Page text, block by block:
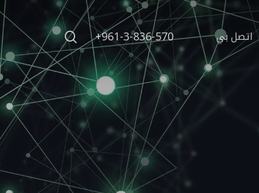
Hit enter to search or ESC to close
اتصل بي +961-3-836-570
search